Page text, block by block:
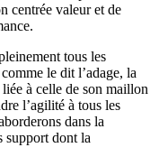
centrée valeur et de
tous les
le dit l’adage, la
à celle de son maillon
l’agilité à tous les
dans la
support dont la